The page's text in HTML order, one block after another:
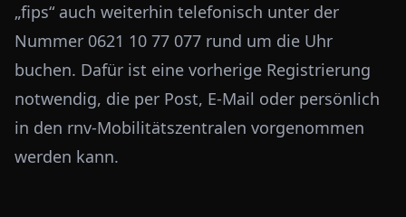
„fips“ auch weiterhin telefonisch unter der
Nummer 0621 10 77 077 rund um die Uhr
buchen. Dafür ist eine vorherige Registrierung
notwendig, die per Post, E-Mail oder persönlich
in den rnv-Mobilitätszentralen vorgenommen
werden kann.